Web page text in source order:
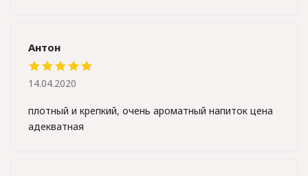
Антон
плотный и крепкий, очень ароматный напиток цена
адекватная
14.04.2020